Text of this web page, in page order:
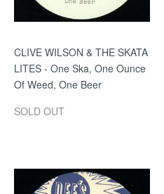
CLIVE WILSON & THE SKATA
LITES - One Ska, One Ounce
Of Weed, One Beer
SOLD OUT